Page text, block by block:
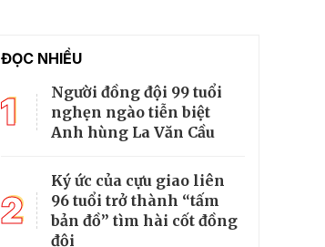
ĐỌC NHIỀU
1
Người đồng đội 99 tuổi
nghẹn ngào tiễn biệt
Anh hùng La Văn Cầu
2
Ký ức của cựu giao liên
96 tuổi trở thành “tấm
bản đồ” tìm hài cốt đồng
đội